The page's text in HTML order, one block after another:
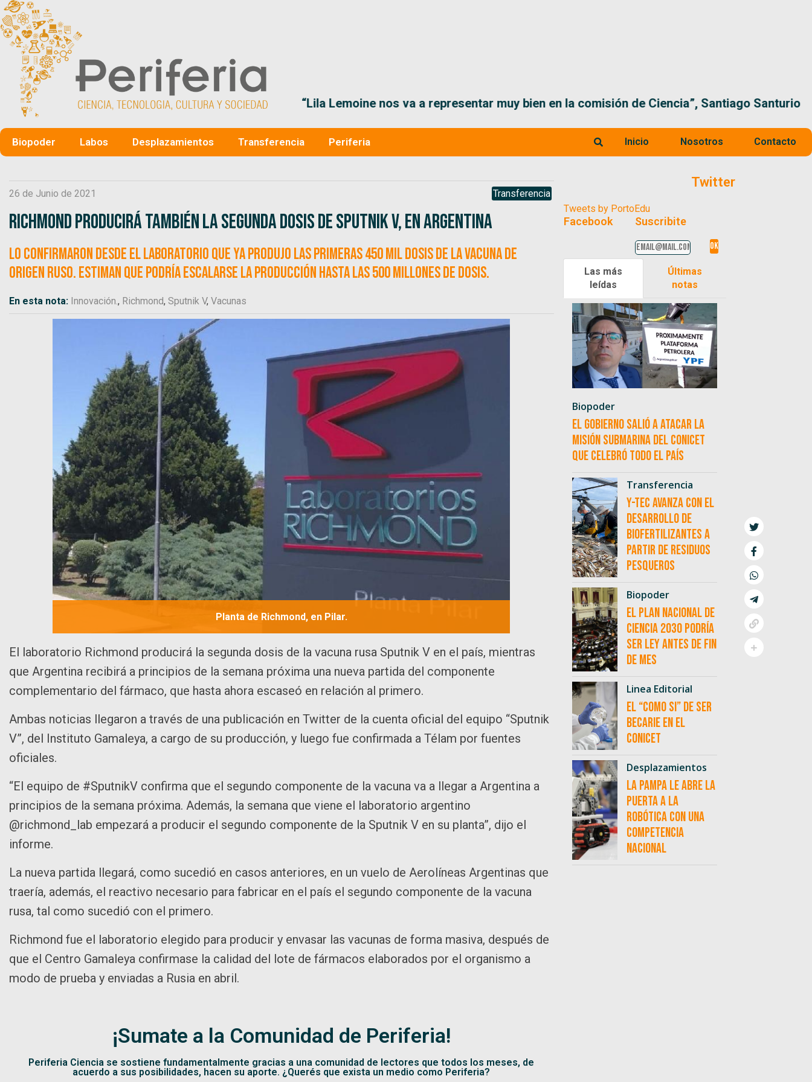
“Lila Lemoine nos va a representar muy bien en la comisión de Ciencia”, Santiago Santurio
Biopoder Labos Desplazamientos Transferencia Periferia Inicio Nosotros Contacto
26 de Junio de 2021 Transferencia
Richmond producirá también la segunda dosis de Sputnik V, en Argentina
Lo confirmaron desde el Laboratorio que ya produjo las primeras 450 mil dosis de la vacuna de
origen ruso. Estiman que podría escalarse la producción hasta las 500 millones de dosis.
En esta nota: Innovación. , Richmond, Sputnik V, Vacunas
Planta de Richmond, en Pilar.
El laboratorio Richmond producirá la segunda dosis de la vacuna rusa Sputnik V en el país, mientras
que Argentina recibirá a principios de la semana próxima una nueva partida del componente
complementario del fármaco, que hasta ahora escaseó en relación al primero.
Ambas noticias llegaron a través de una publicación en Twitter de la cuenta oficial del equipo “Sputnik
V”, del Instituto Gamaleya, a cargo de su producción, y luego fue confirmada a Télam por fuentes
oficiales.
“El equipo de #SputnikV confirma que el segundo componente de la vacuna va a llegar a Argentina a
principios de la semana próxima. Además, la semana que viene el laboratorio argentino
@richmond_lab empezará a producir el segundo componente de la Sputnik V en su planta”, dijo el
informe.
La nueva partida llegará, como sucedió en casos anteriores, en un vuelo de Aerolíneas Argentinas que
traería, además, el reactivo necesario para fabricar en el país el segundo componente de la vacuna
rusa, tal como sucedió con el primero.
Richmond fue el laboratorio elegido para producir y envasar las vacunas de forma masiva, después de
que el Centro Gamaleya confirmase la calidad del lote de fármacos elaborados por el organismo a
modo de prueba y enviadas a Rusia en abril.
¡Sumate a la Comunidad de Periferia!
Periferia Ciencia se sostiene fundamentalmente gracias a una comunidad de lectores que todos los meses, de
acuerdo a sus posibilidades, hacen su aporte. ¿Querés que exista un medio como Periferia?
Twitter
Tweets by PortoEdu
Facebook Suscribite
Las más
leídas
Últimas
notas
Biopoder
El Gobierno salió a atacar la
misión submarina del CONICET
que celebró todo el país
Transferencia
Y-TEC avanza con el
desarrollo de
biofertilizantes a
partir de residuos
pesqueros
Biopoder
El Plan Nacional de
Ciencia 2030 podría
ser ley antes de fin
de mes
Linea Editorial
El “como si” de ser
becarie en el
CONICET
Desplazamientos
La Pampa le abre la
puerta a la
robótica con una
competencia
nacional